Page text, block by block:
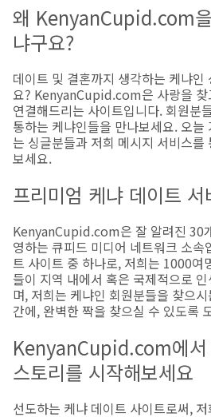
왜 KenyanCupid.com
냐구요?
데이트 및 결혼까지 생각하는 케냐
요? KenyanCupid.com은 사랑을 찾
연결해드리는 사이트입니다. 회원분
통하는 케냐인들을 만나보세요. 오
는 싱글분들과 저희 메시지 서비스를
보세요.
프리미엄 케냐 데이트 서
KenyanCupid.com은 잘 알려진 30
영하는 큐피드 미디어 네트워크 소속
트 사이트 중 하나로, 저희는 1000여
들이 지역 내에서 혹은 국제적으로
며, 저희는 케냐인 회원분들을 찾으
간에, 완벽한 짝을 찾으실 수 있도록
KenyanCupid.com에서
스토리를 시작해보세요
선도하는 케냐 데이트 사이트로써,